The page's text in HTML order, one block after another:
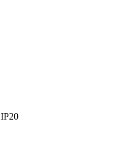
IP20